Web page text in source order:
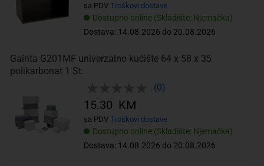
Dostupno online (Skladište: Njemačka)
Dostava: 14.08.2026 do 20.08.2026
sa PDV Troškovi dostave
Gainta G201MF univerzalno kućište 64 x 58 x 35
polikarbonat 1 St.
(0)
Dostupno online (Skladište: Njemačka)
Dostava: 14.08.2026 do 20.08.2026
15.30 KM
sa PDV Troškovi dostave